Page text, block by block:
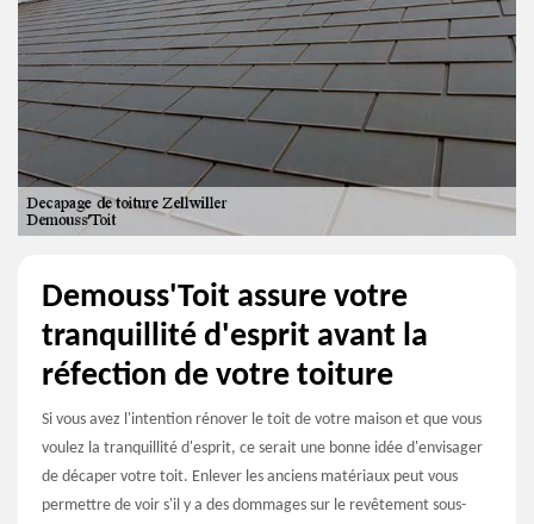
Demouss'Toit assure votre
tranquillité d'esprit avant la
réfection de votre toiture
Si vous avez l'intention rénover le toit de votre maison et que vous
voulez la tranquillité d'esprit, ce serait une bonne idée d'envisager
de décaper votre toit. Enlever les anciens matériaux peut vous
permettre de voir s'il y a des dommages sur le revêtement sous-